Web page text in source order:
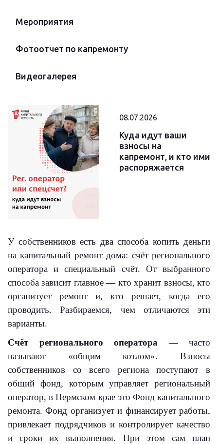
Мероприятия
Фотоотчет по капремонту
Видеогалерея
08.07.2026
Куда идут ваши
взносы на
капремонт, и кто ими
распоряжается
У собственников есть два способа копить деньги
на капитальный ремонт дома: счёт регионального
оператора и специальный счёт. От выбранного
способа зависит главное — кто хранит взносы, кто
организует ремонт и, кто решает, когда его
проводить. Разбираемся, чем отличаются эти
варианты.
Счёт регионального оператора— часто
называют «общим котлом». Взносы
собственников со всего региона поступают в
общий фонд, которым управляет региональный
оператор, в Пермском крае это Фонд капитального
ремонта. Фонд организует и финансирует работы,
привлекает подрядчиков и контролирует качество
и сроки их выполнения. При этом сам план